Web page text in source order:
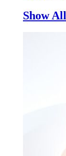
Show All